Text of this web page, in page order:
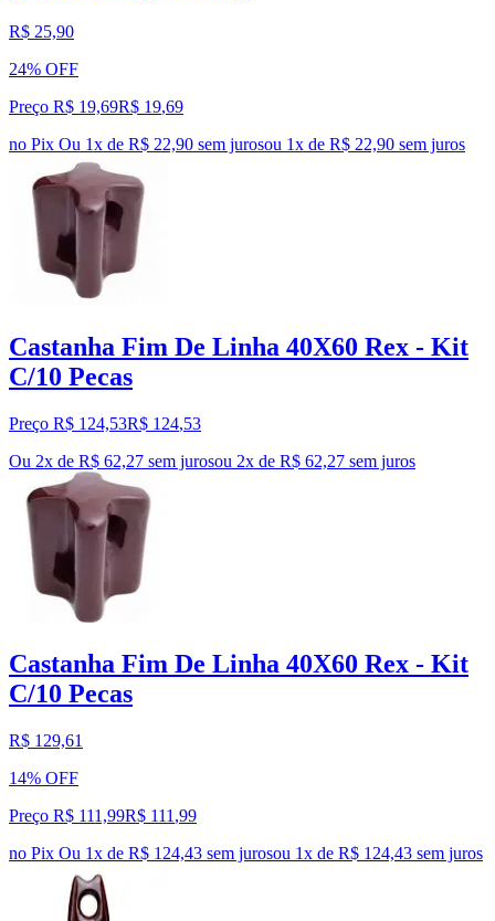
R$ 25,90
24% OFF
Preço R$ 19,69R$ 19,69
no Pix Ou 1x de R$ 22,90 sem jurosou 1x de R$ 22,90 sem juros
Castanha Fim De Linha 40X60 Rex - Kit
C/10 Pecas
Preço R$ 124,53R$ 124,53
Ou 2x de R$ 62,27 sem jurosou 2x de R$ 62,27 sem juros
Castanha Fim De Linha 40X60 Rex - Kit
C/10 Pecas
R$ 129,61
14% OFF
Preço R$ 111,99R$ 111 ,99
no Pix Ou 1x de R$ 124,43 sem jurosou 1x de R$ 124,43 sem juros